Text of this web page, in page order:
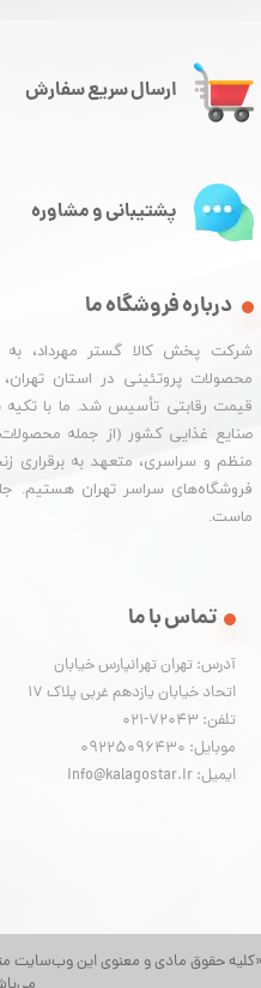
حقوق مادی و معنوی این وب‌سایت
ارسال سریع سفارش
درباره فروشگاه ما
شرکت پخش کالا گستر مهرداد، به
محصولات پروتئینی در استان
قیمت رقابتی تأسیس شد. ما با تکیه
صنایع غذایی کشور (از جمله
منظم و سراسری، متعهد به برقراری
فروشگاه‌های سراسر تهران هستیم.
ماست.
تماس با ما
آدرس: تهران تهرانپارس خیابان
اتحاد خیابان یازدهم غربی پلاک ۱۷
تلفن: 72043-021
موبایل: 09225096430
ایمیل: info@kalagostar.ir
پشتیبانی و مشاوره